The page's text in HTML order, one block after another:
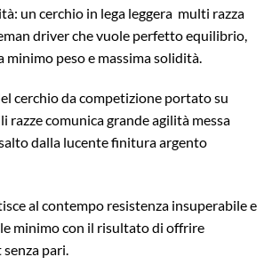
un cerchio in lega leggera multi razza
driver che vuole perfetto equilibrio,
peso e massima solidità.
cerchio da competizione portato su
razze comunica grande agilità messa
dalla lucente finitura argento
al contempo resistenza insuperabile e
minimo con il risultato di offrire
pari.